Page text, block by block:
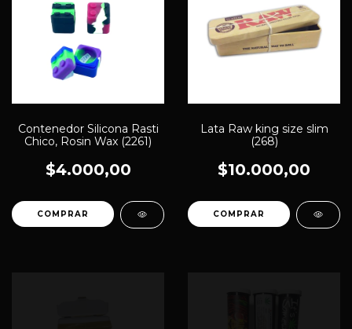
Contenedor Silicona Rasti
Chico, Rosin Wax (2261)
$4.000,00
Lata Raw king size slim
(268)
$10.000,00